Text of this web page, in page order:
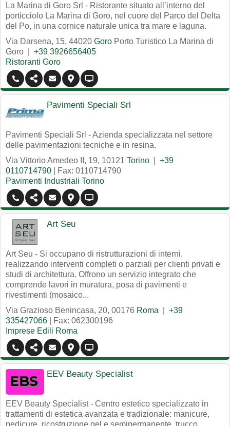
La Marina di Goro Srl - Ristorante situato all’interno del
porticciolo La Marina di Goro, nel cuore del Parco del Delta
del Po, in una cornice naturale unica tra mare e laguna.
Via Darsena, 15, 44020 Goro Porto Turistico La Marina di
Goro
+39 3926656405
Ristoranti Goro
Pavimenti Speciali Srl
Pavimenti Speciali Srl - Azienda specializzata nel settore
delle pavimentazioni tecniche e in resina.
Via Vittorio Amedeo II, 19, 10121 Torino
+39
0110714790 | Fax: 0110714790
Pavimenti Industriali Torino
Art Seu
Art Seu - Si occupano di ristrutturazioni di interni,
realizzando interventi completi o parziali per clienti privati e
studi di architettura. Offrono un servizio integrato che
comprende lavori in muratura, posa di pavimenti e
rivestimenti (mosaico...
Via Grazioso Benincasa, 20, 00176 Roma
+39
335427066 | Fax: 062300196
Imprese Edili Roma
EEV Beauty Specialist
EEV Beauty Specialist - Centro estetico specializzato in
trattamenti di estetica avanzata e tradizionale: manicure,
pedicure, ricostruzione gel e semipermanente, trucco